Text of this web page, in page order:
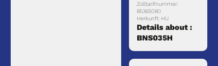
Zolltarifnummer:
85365080
Herkunft: HU
Details about :
BNS035H